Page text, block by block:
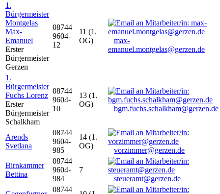
1.
Bürgermeister
Montgelas
Max-
Emanuel
Erster
Bürgermeister
Gerzen
08744
9604-
12
11 (1.
OG)
max-
emanuel.montgelas@gerzen.de
1.
Bürgermeister
Fuchs Lorenz
Erster
Bürgermeister
Schalkham
08744
9604-
10
13 (1.
OG)
bgm.fuchs.schalkham@gerzen.de
Arends
Svetlana
08744
9604-
985
14 (1.
OG)
vorzimmer@gerzen.de
Birnkammer
Bettina
08744
9604-
984
7
steueramt@gerzen.de
08744